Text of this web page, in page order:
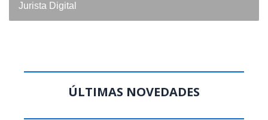
Jurista Digital
ÚLTIMAS NOVEDADES